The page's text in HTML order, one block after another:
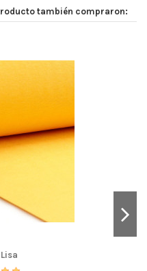
también compraron: